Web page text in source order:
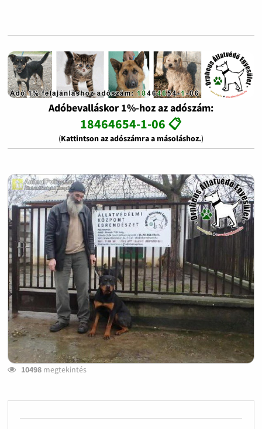
Adóbevalláskor 1%-hoz az adószám:
18464654-1-06 📋
(Kattintson az adószámra a másoláshoz.)
10498megtekintés